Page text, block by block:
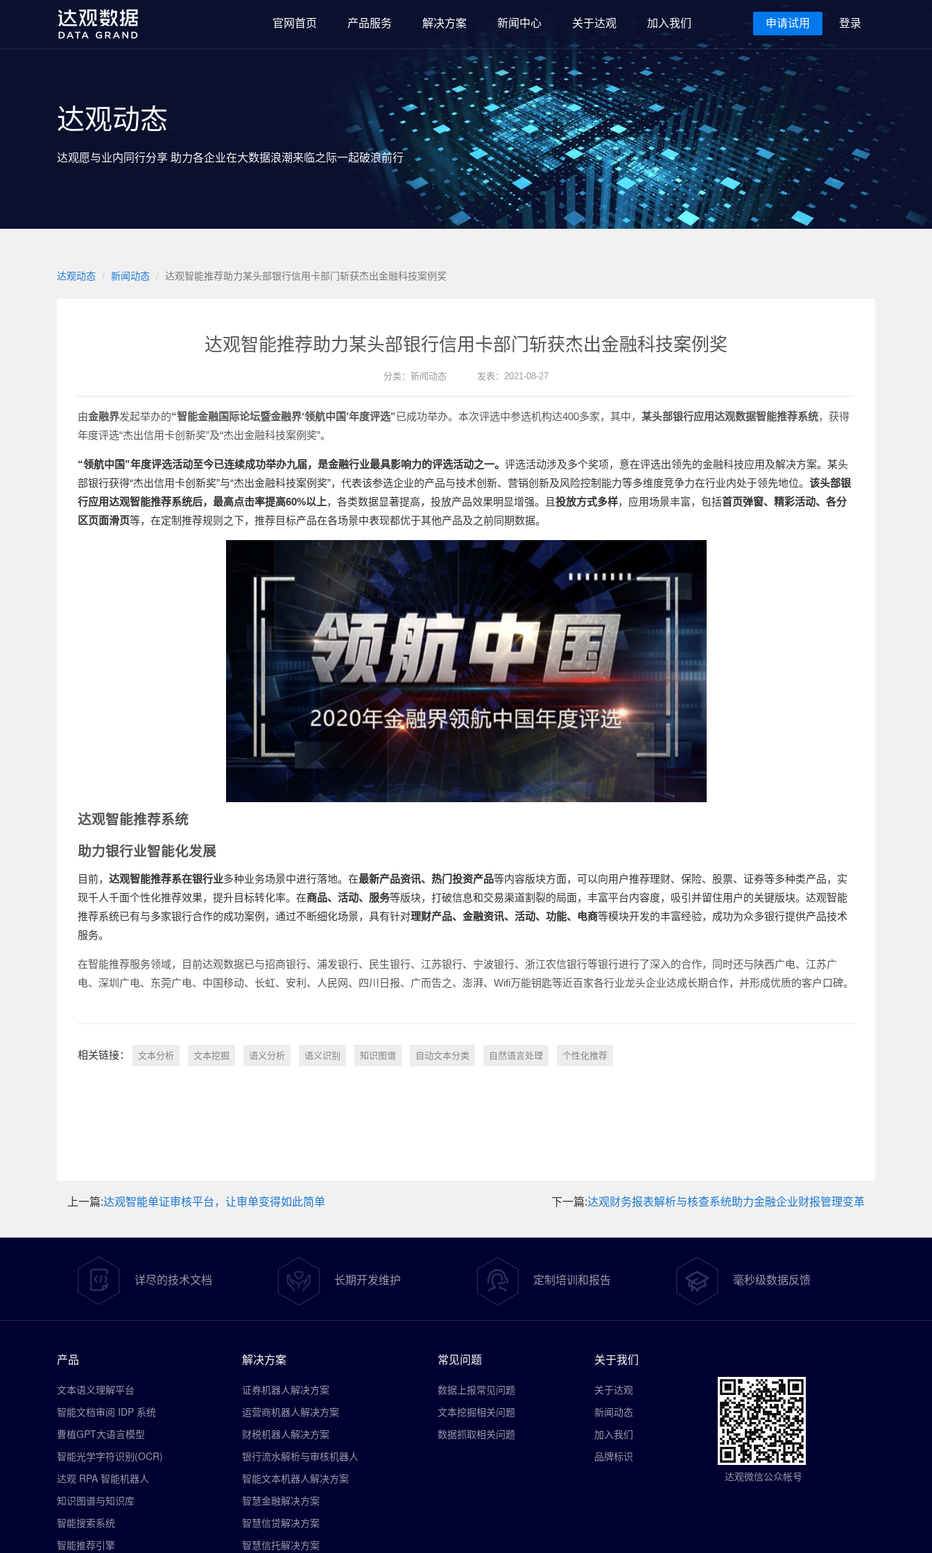
官网首页 产品服务 解决方案 新闻中心 关于达观 加入我们 申请试用 登录
达观动态
达观愿与业内同行分享 助力各企业在大数据浪潮来临之际一起破浪前行
达观动态 新闻动态 达观智能推荐助力某头部银行信用卡部门斩获杰出金融科技案例奖
达观智能推荐助力某头部银行信用卡部门斩获杰出金融科技案例奖
分类： 新闻动态 发表：2021-08-27
由金融界发起举办的“智能金融国际论坛暨金融界‘领航中国’年度评选”已成功举办。本次评选中参选机构达400多家，其中， 某头部银行应用达观数据智能推荐系统，获得
年度评选“杰出信用卡创新奖”及“杰出金融科技案例奖”。
“领航中国”年度评选活动至今已连续成功举办九届，是金融行业最具影响力的评选活动之一。 评选活动涉及多个奖项，意在评选出领先的金融科技应用及解决方案。某头
部银行获得“杰出信用卡创新奖”与“杰出金融科技案例奖”，代表该参选企业的产品与技术创新、营销创新及风险控制能力等多维度竞争力在行业内处于领先地位。 该头部银
行应用达观智能推荐系统后， 最高点击率提高60%以上，各类数据显著提高，投放产品效果明显增强。且 投放方式多样，应用场景丰富，包括首页弹窗、精彩活动、各分
区页面滑页等，在定制推荐规则之下，推荐目标产品在各场景中表现都优于其他产品及之前同期数据。
达观智能推荐系统
助力银行业智能化发展
目前， 达观智能推荐系在银行业多种业务场景中进行落地。在最新产品资讯、热门投资产品等内容版块方面，可以向用户推荐理财、保险、股票、证券等多种类产品，实
现千人千面个性化推荐效果，提升目标转化率。在商品、活动、服务等版块，打破信息和交易渠道割裂的局面，丰富平台内容度，吸引并留住用户的关键版块。达观智能
推荐系统已有与多家银行合作的成功案例，通过不断细化场景，具有针对理财产品、金融资讯、活动、功能、电商等模块开发的丰富经验，成功为众多银行提供产品技术
服务。
在智能推荐服务领域，目前达观数据已与招商银行、浦发银行、民生银行、江苏银行、宁波银行、浙江农信银行等银行进行了深入的合作，同时还与陕西广电、江苏广
电、深圳广电、东莞广电、中国移动、长虹、安利、人民网、四川日报、广而告之、澎湃、Wifi万能钥匙等近百家各行业龙头企业达成长期合作，并形成优质的客户口碑。
相关链接： 文本分析 文本挖掘 语义分析 语义识别 知识图谱 自动文本分类 自然语言处理 个性化推荐
下一篇:达观财务报表解析与核查系统助力金融企业财报管理变革
上一篇:达观智能单证审核平台，让审单变得如此简单
详尽的技术文档 长期开发维护 定制培训和报告 毫秒级数据反馈
产品
文本语义理解平台
智能文档审阅 IDP 系统
曹植GPT大语言模型
智能光学字符识别(OCR)
达观 RPA 智能机器人
知识图谱与知识库
智能搜索系统
智能推荐引擎
解决方案
证券机器人解决方案
运营商机器人解决方案
财税机器人解决方案
银行流水解析与审核机器人
智能文本机器人解决方案
智慧金融解决方案
智慧信贷解决方案
智慧信托解决方案
常见问题
数据上报常见问题
文本挖掘相关问题
数据抓取相关问题
关于我们
关于达观
新闻动态
加入我们
品牌标识
达观微信公众帐号